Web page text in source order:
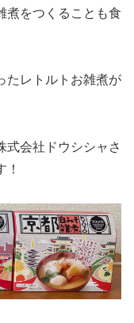
煮をつくることも食
たレトルトお雑煮が
式会社ドウシシャさ